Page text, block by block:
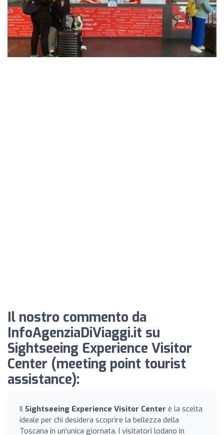
Il nostro commento da
InfoAgenziaDiViaggi.it su
Sightseeing Experience Visitor
Center (meeting point tourist
assistance):
Il Sightseeing Experience Visitor Center è la scelta
ideale per chi desidera scoprire la bellezza della
Toscana in un'unica giornata. I visitatori lodano in